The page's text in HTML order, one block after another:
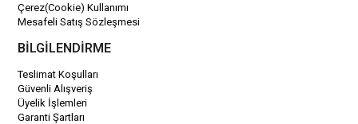
Çerez(Cookie) Kullanımı
Mesafeli Satış Sözleşmesi
BİLGİLENDİRME
Teslimat Koşulları
Güvenli Alışveriş
Üyelik İşlemleri
Garanti Şartları